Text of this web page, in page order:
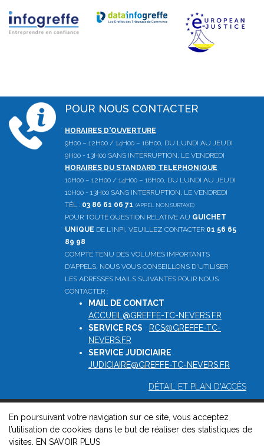
POUR NOUS CONTACTER
HORAIRES D'OUVERTURE
9H00 – 12H00 / 14H00 – 16H00, DU LUNDI AU JEUDI
9H00 - 13H00 SANS INTERRUPTION, LE VENDREDI
HORAIRES DU STANDARD TELEPHONIQUE
10H00 – 12H00 / 14H00 – 16H00, DU LUNDI AU JEUDI
10H00 - 13H00 SANS INTERRUPTION, LE VENDREDI
TÉL : 03 86 61 06 71 (APPEL NON SURTAXÉ)
POUR TOUTE QUESTION RELATIVE AU GUICHET
UNIQUE DE L'INPI, VEUILLEZ CONTACTER 01 56 65
89 98
COMPTE TENU DES VOLUMES IMPORTANTS
D'APPELS, NOUS VOUS CONSEILLONS D'UTILISER
LES ADRESSES MAILS SUIVANTES POUR NOUS
CONTACTER :
MAIL DE CONTACT
ACCUEIL@GREFFE-TC-NEVERS.FR
SERVICE RCS
RCS@GREFFE-TC-
NEVERS.FR
SERVICE JUDICIAIRE
JUDICIAIRE@GREFFE-TC-NEVERS.FR
DÉTAIL ET PLAN D'ACCÈS
© 2026, Greffe du tribunal de commerce de Nevers -Mentions
légales-Contact -Gestion des cookies -Politique de
En poursuivant votre navigation sur ce site, vous acceptez
l’utilisation de cookies dans le but de réaliser des statistiques de
visites.
EN SAVOIR PLUS